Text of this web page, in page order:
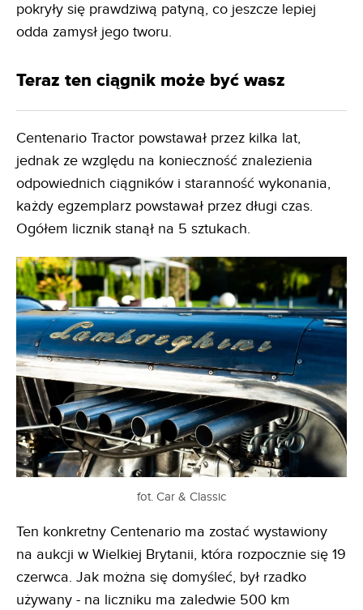
pokryły się prawdziwą patyną, co jeszcze lepiej
odda zamysł jego tworu.
Teraz ten ciągnik może być wasz
Centenario Tractor powstawał przez kilka lat,
jednak ze względu na konieczność znalezienia
odpowiednich ciągników i staranność wykonania,
każdy egzemplarz powstawał przez długi czas.
Ogółem licznik stanął na 5 sztukach.
fot. Car & Classic
Ten konkretny Centenario ma zostać wystawiony
na aukcji w Wielkiej Brytanii, która rozpocznie się 19
czerwca. Jak można się domyśleć, był rzadko
używany - na liczniku ma zaledwie 500 km